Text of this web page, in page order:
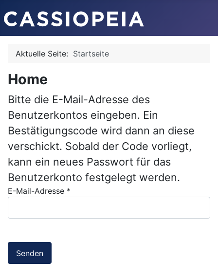
Aktuelle Seite: Startseite
Home
Bitte die E-Mail-Adresse des
Benutzerkontos eingeben. Ein
Bestätigungscode wird dann an diese
verschickt. Sobald der Code vorliegt,
kann ein neues Passwort für das
Benutzerkonto festgelegt werden.
E-Mail-Adresse *
Senden